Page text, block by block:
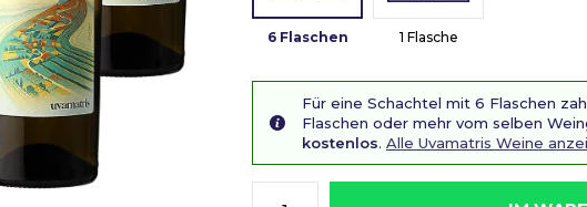
6 Flaschen 1 Flasche
Für eine Schachtel mit 6 Flaschen
Flaschen oder mehr vom selben
kostenlos. Alle Uvamatris Weine